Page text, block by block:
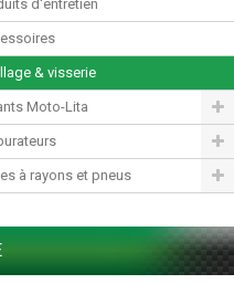
d'entretien
& visserie
Moto-Lita
à rayons et pneus